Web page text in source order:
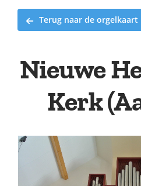
Terug naar de orgelkaart
Nieuwe
Kerk